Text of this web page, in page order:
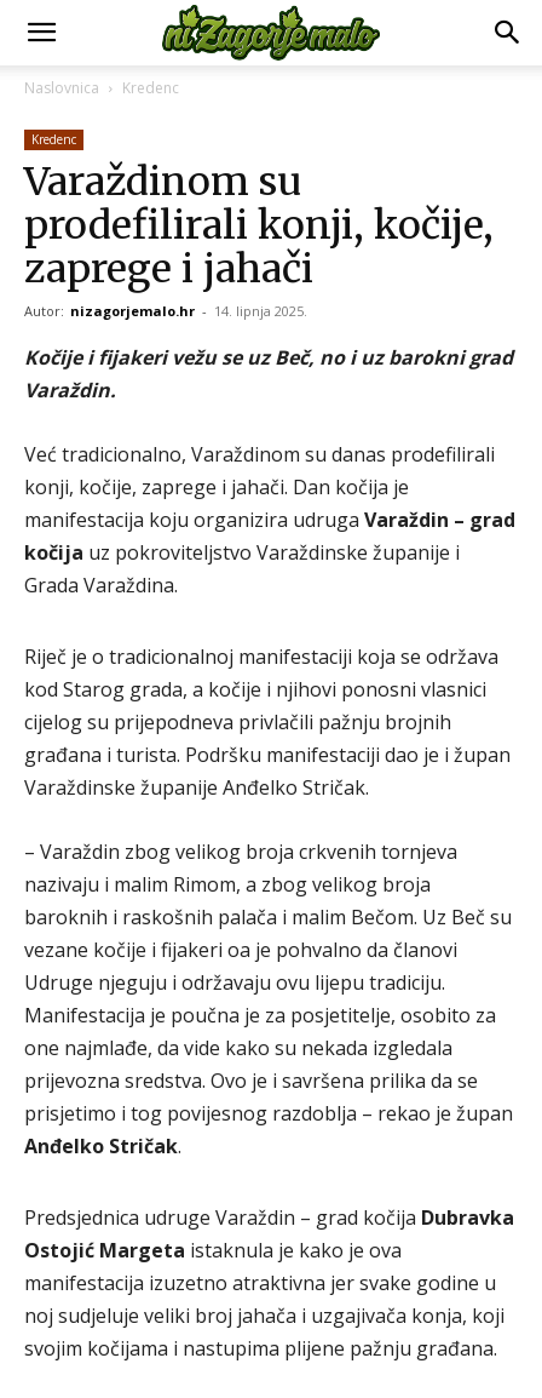
Naslovnica Kredenc
Kredenc
Varaždinom su
prodefilirali konji, kočije,
zaprege i jahači
Autor: nizagorjemalo.hr - 14. lipnja 2025.
Kočije i fijakeri vežu se uz Beč, no i uz barokni grad
Varaždin.
Već tradicionalno, Varaždinom su danas prodefilirali
konji, kočije, zaprege i jahači. Dan kočija je
manifestacija koju organizira udruga Varaždin – grad
kočija uz pokroviteljstvo Varaždinske županije i
Grada Varaždina.
Riječ je o tradicionalnoj manifestaciji koja se održava
kod Starog grada, a kočije i njihovi ponosni vlasnici
cijelog su prijepodneva privlačili pažnju brojnih
građana i turista. Podršku manifestaciji dao je i župan
Varaždinske županije Anđelko Stričak.
– Varaždin zbog velikog broja crkvenih tornjeva
nazivaju i malim Rimom, a zbog velikog broja
baroknih i raskošnih palača i malim Bečom. Uz Beč su
vezane kočije i fijakeri oa je pohvalno da članovi
Udruge njeguju i održavaju ovu lijepu tradiciju.
Manifestacija je poučna je za posjetitelje, osobito za
one najmlađe, da vide kako su nekada izgledala
prijevozna sredstva. Ovo je i savršena prilika da se
prisjetimo i tog povijesnog razdoblja – rekao je župan
Anđelko Stričak.
Predsjednica udruge Varaždin – grad kočija Dubravka
Ostojić Margeta istaknula je kako je ova
manifestacija izuzetno atraktivna jer svake godine u
noj sudjeluje veliki broj jahača i uzgajivača konja, koji
svojim kočijama i nastupima plijene pažnju građana.